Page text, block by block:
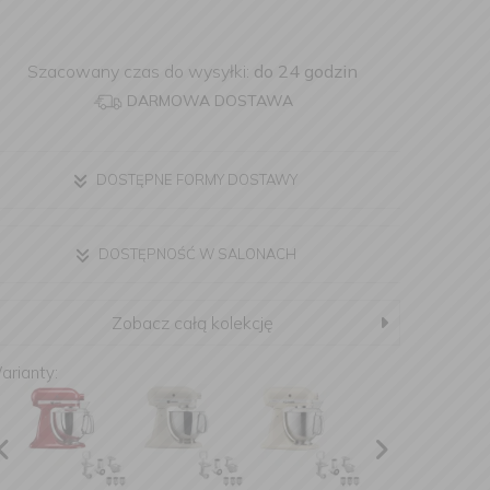
Szacowany czas do wysyłki: do 24 godzin
DARMOWA DOSTAWA
DOSTĘPNE FORMY DOSTAWY
DOSTĘPNOŚĆ W SALONACH
Zobacz całą kolekcję